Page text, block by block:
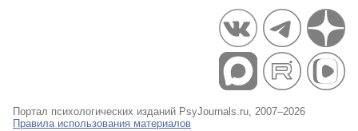
Портал психологических изданий PsyJournals.ru, 2007–2026
Правила использования материалов